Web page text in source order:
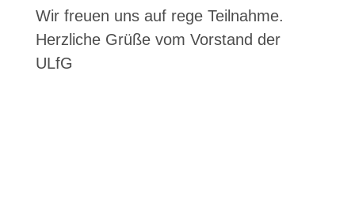
Wir freuen uns auf rege Teilnahme.
Herzliche Grüße vom Vorstand der
ULfG